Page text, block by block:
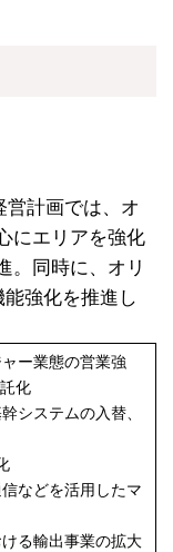
計画では、オ
にエリアを強化
。同時に、オリ
強化を推進し
ー業態の営業強
化
システムの入替、
などを活用したマ
る輸出事業の拡大